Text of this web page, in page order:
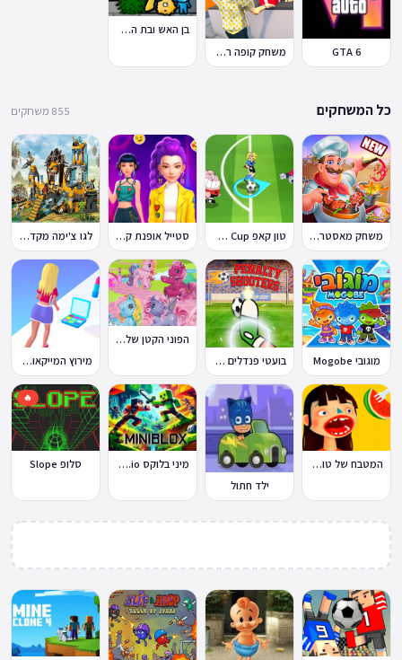
GTA 6 משחק קופה ראשית
בן האש ובת המים 7: וחברים
כל המשחקים 855 משחקים
משחק מאסטר שף טון קאפ Toon Cup סטייל אופנת קיי-פופ לגו צ'ימה מקדש האריות
מוגובי Mogobe בועטי פנדלים Penalty Shooters
הפוני הקטן שלי: מסיבה בכפר
מירוץ המייקאובר Makeover Run
המטבח של טוקה בוקה
ילד חתול
מיני בלוקס Miniblox.io
🔥
סלופ Slope